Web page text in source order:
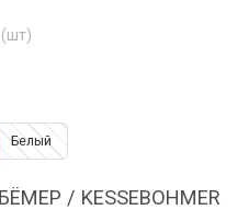
(шт)
Белый
/ KESSEBOHMER